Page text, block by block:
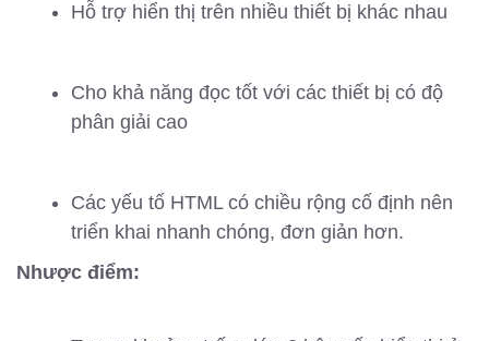
Hỗ trợ hiển thị trên nhiều thiết bị khác nhau
Cho khả năng đọc tốt với các thiết bị có độ
phân giải cao
Các yếu tố HTML có chiều rộng cố định nên
triển khai nhanh chóng, đơn giản hơn.
Nhược điểm: